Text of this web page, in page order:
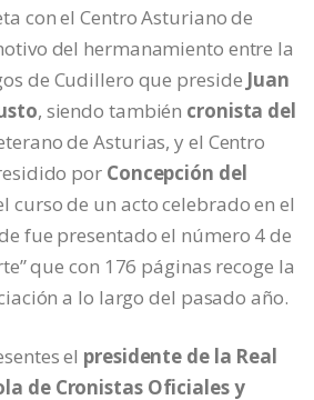
con el Centro Asturiano de
del hermanamiento entre la
de Cudillero que preside Juan
, siendo también cronista del
de Asturias, y el Centro
por Concepción del
curso de un acto celebrado en el
fue presentado el número 4 de
que con 176 páginas recoge la
a lo largo del pasado año.
el presidente de la Real
de Cronistas Oficiales y